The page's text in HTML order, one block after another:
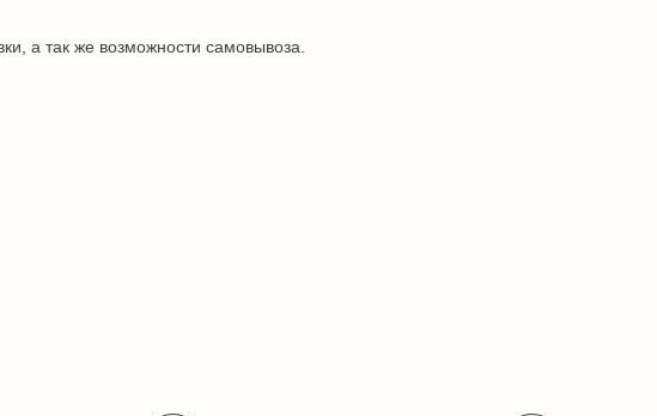
а так же возможности самовывоза.